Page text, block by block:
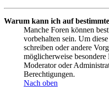
Warum kann ich auf
Manche Foren können
vorbehalten sein. Um
schreiben oder andere
möglicherweise
Moderator oder
Berechtigungen.
Nach oben